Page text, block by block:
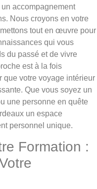
accompagnement
Nous croyons en votre
tout en œuvre pour
qui vous
du passé et de vivre
est à la fois
que votre voyage intérieur
Que vous soyez un
une personne en quête
un espace
personnel unique.
Formation :